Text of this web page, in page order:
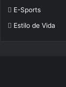
E-Sports
Estilo de Vida